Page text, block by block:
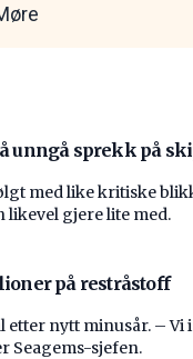
unngå sprekk på
med like kritiske
gjere lite med.
på restråstoff
etter nytt minusår. – Vi
Seagems-sjefen.